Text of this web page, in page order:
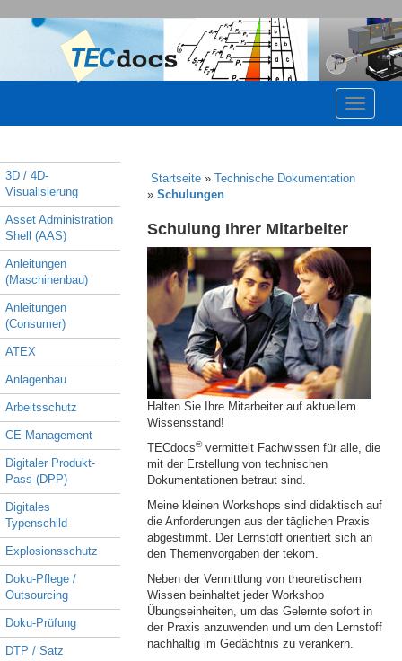
3D / 4D-
Visualisierung
Asset Administration
Shell (AAS)
Anleitungen
(Maschinenbau)
Anleitungen
(Consumer)
ATEX
Anlagenbau
Arbeitsschutz
CE-Management
Digitaler Produkt-
Pass (DPP)
Digitales
Typenschild
Explosionsschutz
Doku-Pflege /
Outsourcing
Doku-Prüfung
DTP / Satz
Startseite »Technische Dokumentation
»Schulungen
Schulung Ihrer Mitarbeiter
Halten Sie Ihre Mitarbeiter auf aktuellem
Wissensstand!
TECdocs®vermittelt Fachwissen für alle, die
mit der Erstellung von technischen
Dokumentationen betraut sind.
Meine kleinen Workshops sind didaktisch auf
die Anforderungen aus der täglichen Praxis
abgestimmt. Der Lernstoff orientiert sich an
den Themenvorgaben der tekom.
Neben der Vermittlung von theoretischem
Wissen beinhaltet jeder Workshop
Übungseinheiten, um das Gelernte sofort in
der Praxis anzuwenden und um den Lernstoff
nachhaltig im Gedächtnis zu verankern.